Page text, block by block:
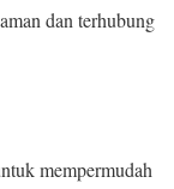
dan terhubung
mempermudah